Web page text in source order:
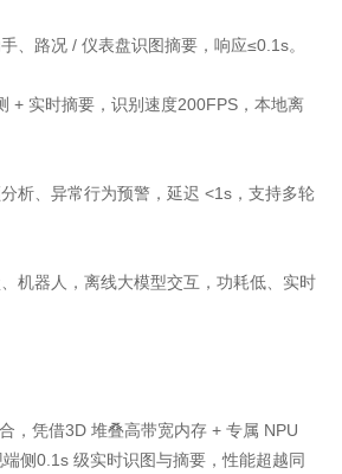
、路况 / 仪表盘识图摘要，响应≤0.1s。
+ 实时摘要，识别速度200FPS，本地离
析、异常行为预警，延迟 <1s，支持多轮
机器人，离线大模型交互，功耗低、实时
，凭借3D 堆叠高带宽内存 + 专属 NPU
侧0.1s 级实时识图与摘要，性能超越同